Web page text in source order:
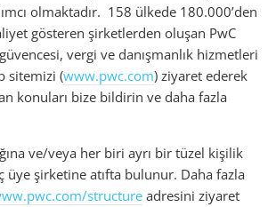
olmaktadır. 158 ülkede 180.000’den
gösteren şirketlerden oluşan PwC
vergi ve danışmanlık hizmetleri
sitemizi (www.pwc.com) ziyaret ederek
konuları bize bildirin ve daha fazla
ve/veya her biri ayrı bir tüzel kişilik
üye şirketine atıfta bulunur. Daha fazla
structure adresini ziyaret